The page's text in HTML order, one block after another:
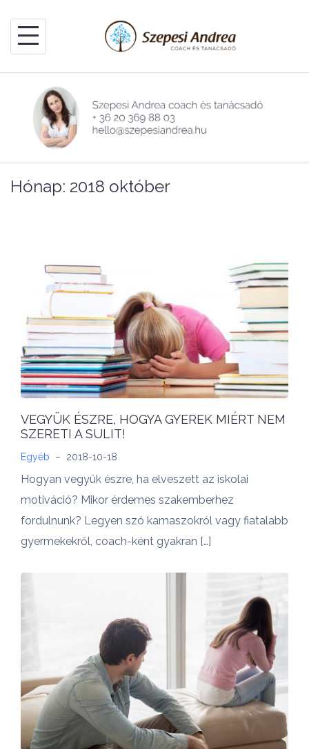
content
Hónap: 2018 október
VEGYÜK ÉSZRE, HOGYA GYEREK MIÉRT NEM
SZERETI A SULIT!
Egyéb – 2018-10-18
Hogyan vegyük észre, ha elveszett az iskolai
motiváció? Mikor érdemes szakemberhez
fordulnunk? Legyen szó kamaszokról vagy fiatalabb
gyermekekről, coach-ként gyakran […]